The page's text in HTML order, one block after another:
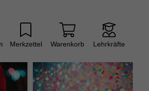
Merkzettel Warenkorb Lehrkräfte